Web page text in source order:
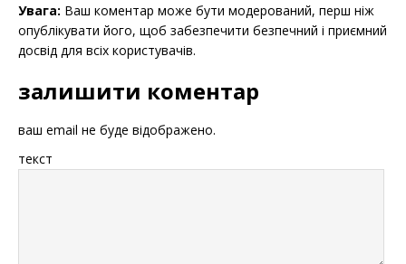
Увага: Ваш коментар може бути модерований, перш ніж
опублікувати його, щоб забезпечити безпечний і приємний
досвід для всіх користувачів.
залишити коментар
ваш email не буде відображено.
текст